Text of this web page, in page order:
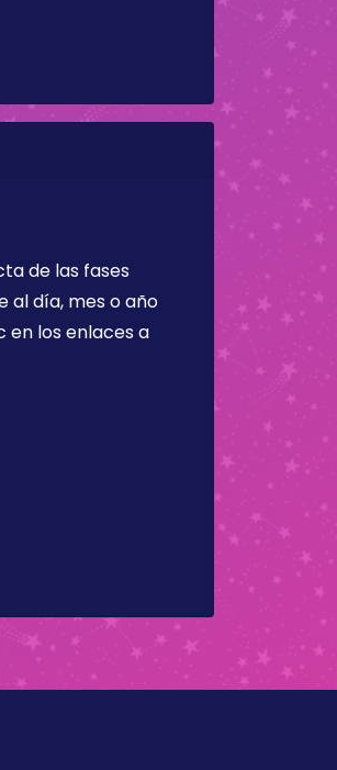
de las fases
al día, mes o año
en los enlaces a